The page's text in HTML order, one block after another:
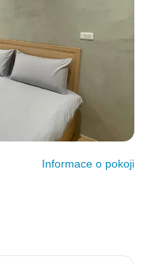
Informace o pokoji